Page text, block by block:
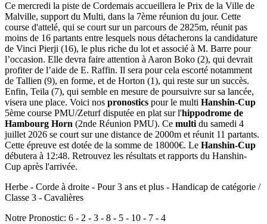
Ce mercredi la piste de Cordemais accueillera le Prix de la Ville de
Malville, support du Multi, dans la 7ème réunion du jour. Cette
course d'attelé, qui se court sur un parcours de 2825m, réunit pas
moins de 16 partants entre lesquels nous détacherons la candidature
de Vinci Pierji (16), le plus riche du lot et associé à M. Barre pour
l’occasion. Elle devra faire attention à Aaron Boko (2), qui devrait
profiter de l’aide de E. Raffin. Il sera pour cela escorté notamment
de Tallien (9), en forme, et de Horton (1), qui reste sur un succès.
Enfin, Teila (7), qui semble en mesure de poursuivre sur sa lancée,
visera une place. Voici nos pronostics pour le multi Hanshin-Cup
5ème course PMU/Zeturf disputée en plat sur l'hippodrome de
Hambourg Horn (2nde Réunion PMU). Ce multi du samedi 4
juillet 2026 se court sur une distance de 2000m et réunit 11 partants.
Cette épreuve est dotée de la somme de 18000€. Le Hanshin-Cup
débutera à 12:48. Retrouvez les résultats et rapports du Hanshin-
Cup après l'arrivée.
Herbe - Corde à droite - Pour 3 ans et plus - Handicap de catégorie /
Classe 3 - Cavalières
Notre Pronostic: 6 - 2 - 3 - 8 - 5 - 10 - 7 - 4